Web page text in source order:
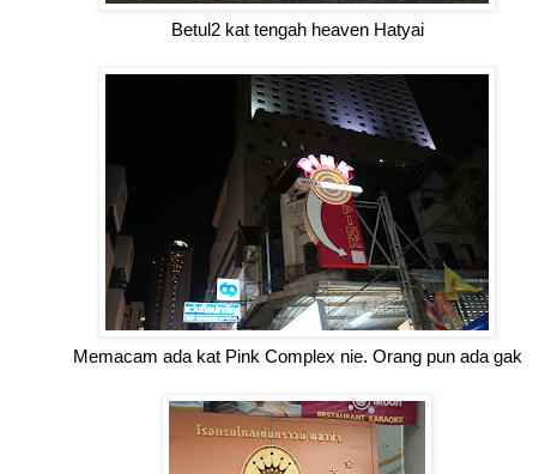
Betul2 kat tengah heaven Hatyai
Memacam ada kat Pink Complex nie. Orang pun ada gak